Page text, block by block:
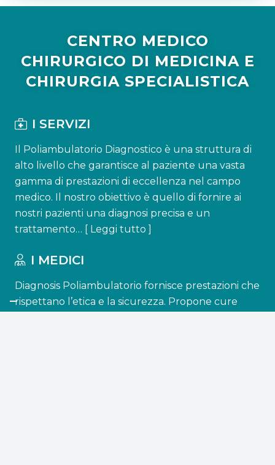
CENTRO MEDICO
CHIRURGICO DI MEDICINA E
CHIRURGIA SPECIALISTICA
I SERVIZI
Il Poliambulatorio Diagnostico è una struttura di
alto livello che garantisce al paziente una vasta
gamma di prestazioni di eccellenza nel campo
medico. Il nostro obiettivo è quello di fornire ai
nostri pazienti una diagnosi precisa e un
trattamento… [
Leggi tutto
I MEDICI
Diagnosis Poliambulatorio fornisce prestazioni che
rispettano l’etica e la sicurezza. Propone cure